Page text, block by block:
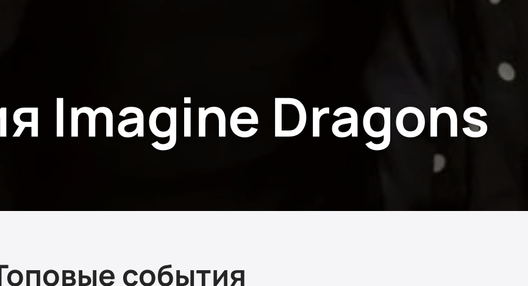
Imagine Dragons
события